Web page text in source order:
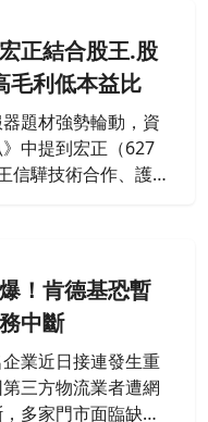
對外存取及升級軟
安風暴仍持續延
，包
正結合股王.股
毛利低本益比
題材強勢輪動，資
中提到宏正（627
信驊技術合作、護
出，宏正核心產品
同步監控逾180個
防相關資安專案。
！肯德基恐暫
中斷
業近日接連發生重
三方物流業者遭網
多家門市面臨缺